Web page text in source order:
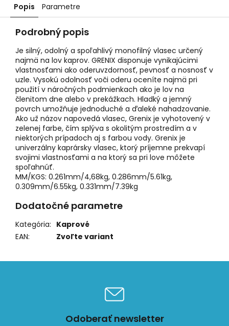
Popis Parametre
Podrobný popis
Je silný, odolný a spoľahlivý monofilný vlasec určený
najmä na lov kaprov. GRENIX disponuje vynikajúcimi
vlastnosťami ako oderuvzdornosť, pevnosť a nosnosť v
uzle. Vysokú odolnosť voči oderu oceníte najmä pri
použití v náročných podmienkach ako je lov na
členitom dne alebo v prekážkach. Hladký a jemný
povrch umožňuje jednoduché a ďaleké nahadzovanie.
Ako už názov napovedá vlasec, Grenix je vyhotovený v
zelenej farbe, čím splýva s okolitým prostredím a v
niektorých prípadoch aj s farbou vody. Grenix je
univerzálny kaprársky vlasec, ktorý príjemne prekvapí
svojimi vlastnosťami a na ktorý sa pri love môžete
spoľahnúť.
MM/KGS: 0.261mm/4,68kg, 0.286mm/5.61kg,
0.309mm/6.55kg, 0.331mm/7.39kg
Dodatočné parametre
Kategória: Kaprové
EAN: Zvoľte variant
Odoberať newsletter